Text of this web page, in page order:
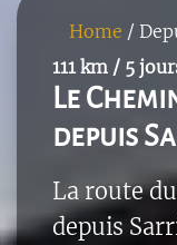
Home /
111 km / 5
Le
depuis
La route
depuis